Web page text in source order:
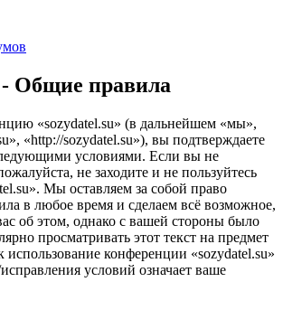
- Общие правила
«sozydatel.su» (в дальнейшем «мы»,
«http://sozydatel.su»), вы подтверждаете
условиями. Если вы не
не заходите и не пользуйтесь
Мы оставляем за собой право
в любое время и сделаем всё возможное,
об этом, однако с вашей стороны было
просматривать этот текст на предмет
использование конференции «sozydatel.su»
условий означает ваше